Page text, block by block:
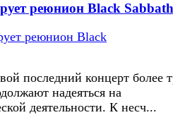
реюнион Black Sabbath
последний концерт более
надеяться на
деятельности. К несч...